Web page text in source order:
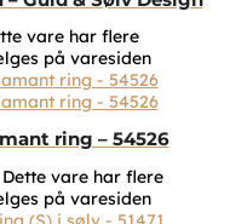
vare har flere
på varesiden
ring – 54526
Dette vare har flere
på varesiden